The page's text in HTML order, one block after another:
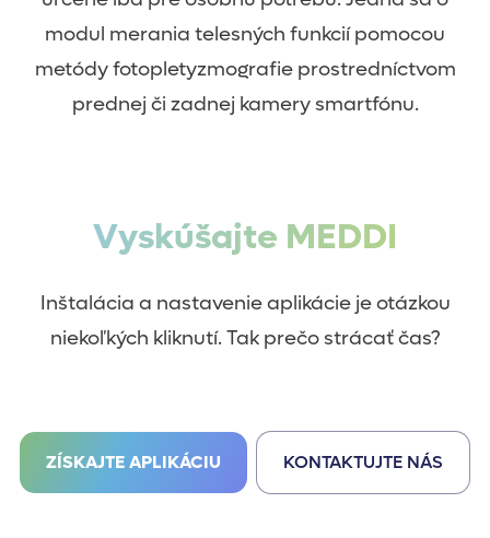
modul merania telesných funkcií pomocou
metódy fotopletyzmografie prostredníctvom
prednej či zadnej kamery smartfónu.
Vyskúšajte MEDDI
Inštalácia a nastavenie aplikácie je otázkou
niekoľkých kliknutí. Tak prečo strácať čas?
ZÍSKAJTE APLIKÁCIU KONTAKTUJTE NÁS